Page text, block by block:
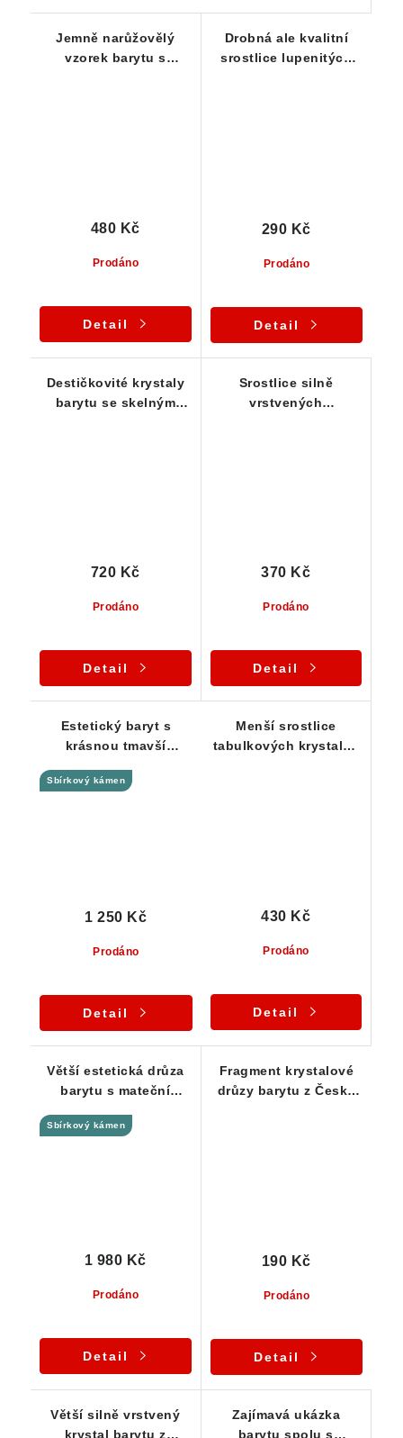
Jemně narůžovělý
vzorek barytu s
Prodáno
480 Kč
Detail
Drobná ale kvalitní
srostlice lupenitých
Prodáno
290 Kč
Detail
Destičkovité krystaly
barytu se skelným
Prodáno
720 Kč
Detail
Srostlice silně
vrstvených
Prodáno
370 Kč
Detail
Estetický baryt s
krásnou tmavší
barvou
Sbírkový kámen
Prodáno
1 250 Kč
Detail
Menší srostlice
tabulkových krystalků
Prodáno
430 Kč
Detail
Větší estetická drůza
barytu s mateční
Sbírkový kámen
Prodáno
1 980 Kč
Detail
Fragment krystalové
drůzy barytu z České
Prodáno
190 Kč
Detail
Větší silně vrstvený
krystal barytu z
Zajímavá ukázka
barytu spolu s